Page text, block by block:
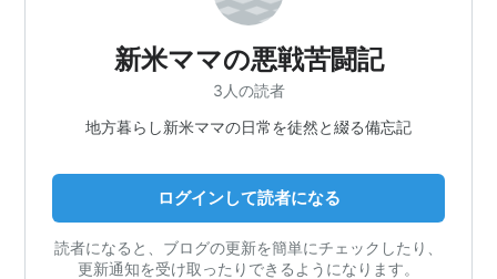
新米ママの悪戦苦闘記
3人の読者
地方暮らし新米ママの日常を徒然と綴る備忘記
ログインして読者になる
読者になると、ブログの更新を簡単にチェックしたり、
更新通知を受け取ったりできるようになります。